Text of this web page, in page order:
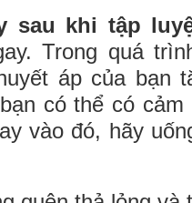
sau khi tập
Trong quá
áp của bạn
có thể có cảm
vào đó, hãy